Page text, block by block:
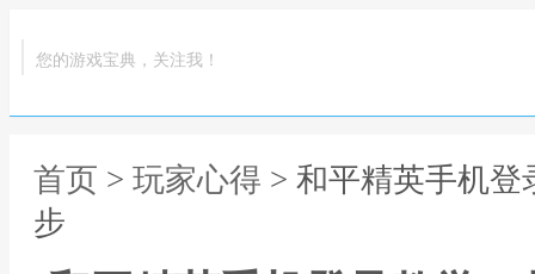
您的游戏宝典，关注我！
首页 > 玩家心得 > 和平精英手机
步